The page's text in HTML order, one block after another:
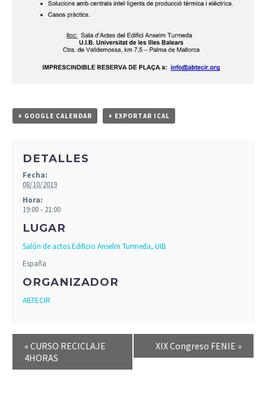
+ GOOGLE CALENDAR + EXPORTAR ICAL
DETALLES
Fecha:
08/10/2019
Hora:
19:00 - 21:00
LUGAR
Salón de actos Edificio Anselm Turmeda, UIB
España
ORGANIZADOR
ABTECIR
« CURSO RECICLAJE
4HORAS
XIX Congreso FENIE »